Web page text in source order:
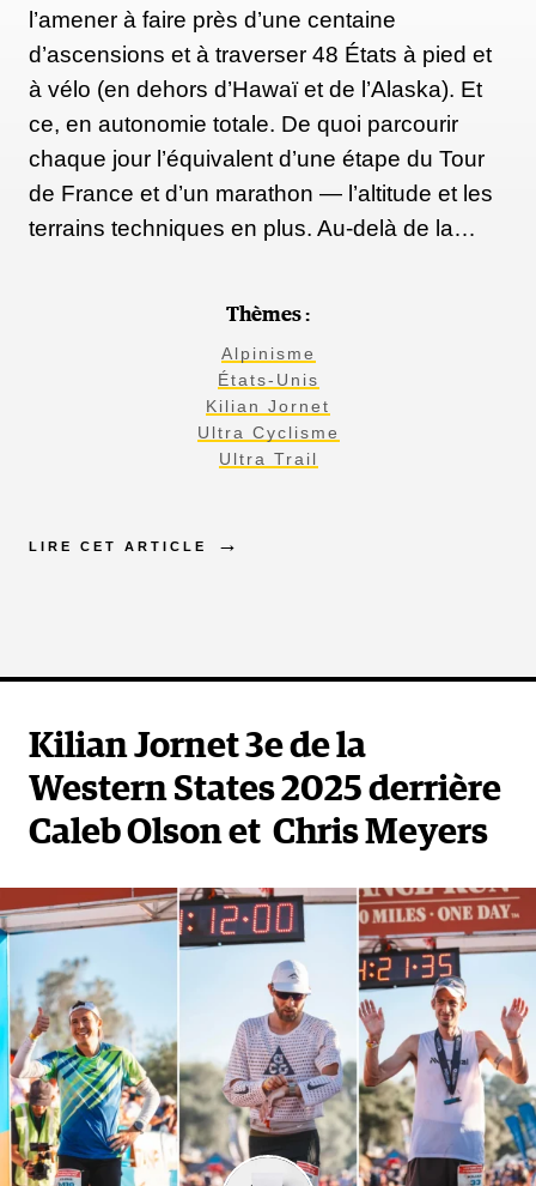
l’amener à faire près d’une centaine
d’ascensions et à traverser 48 États à pied et
à vélo (en dehors d’Hawaï et de l’Alaska). Et
ce, en autonomie totale. De quoi parcourir
chaque jour l’équivalent d’une étape du Tour
de France et d’un marathon — l’altitude et les
terrains techniques en plus. Au-delà de la…
Thèmes :
Alpinisme
États-Unis
Kilian Jornet
Ultra Cyclisme
Ultra Trail
LIRE CET ARTICLE
Kilian Jornet 3e de la
Western States 2025 derrière
Caleb Olson et Chris Meyers